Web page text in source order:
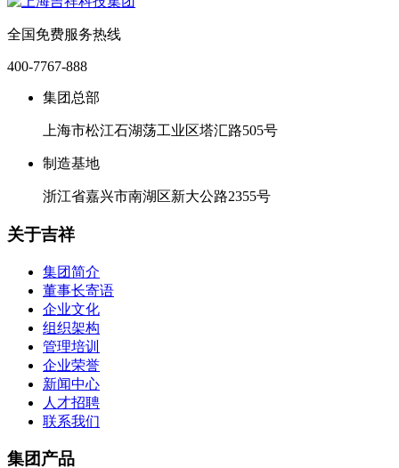
全国免费服务热线
400-7767-888
集团总部
上海市松江石湖荡工业区塔汇路505号
制造基地
浙江省嘉兴市南湖区新大公路2355号
关于吉祥
集团简介
董事长寄语
企业文化
组织架构
管理培训
企业荣誉
新闻中心
人才招聘
联系我们
集团产品